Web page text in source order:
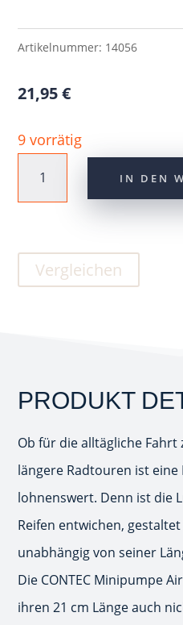
Artikelnummer: 14056
21,95€
9 vorrätig
Flex"
IN DEN
Vergleichen
PRODUKT
Ob für die alltägliche
längere Radtouren ist
lohnenswert. Denn ist die
Reifen entwichen,
unabhängig von seiner
Die CONTEC Minipumpe
ihren 21 cm Länge auch